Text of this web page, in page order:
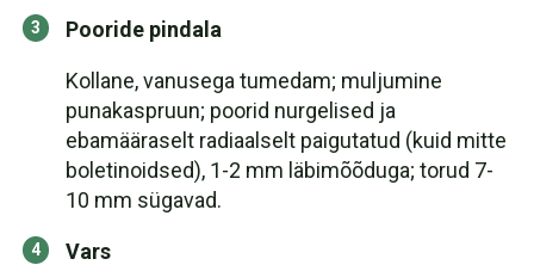
Pooride pindala
Kollane, vanusega tumedam; muljumine
punakaspruun; poorid nurgelised ja
ebamääraselt radiaalselt paigutatud (kuid mitte
boletinoidsed), 1-2 mm läbimõõduga; torud 7-
10 mm sügavad.
Vars